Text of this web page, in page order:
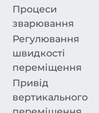
Процеси
зварювання
Регулювання
швидкості
переміщення
Привід
вертикального